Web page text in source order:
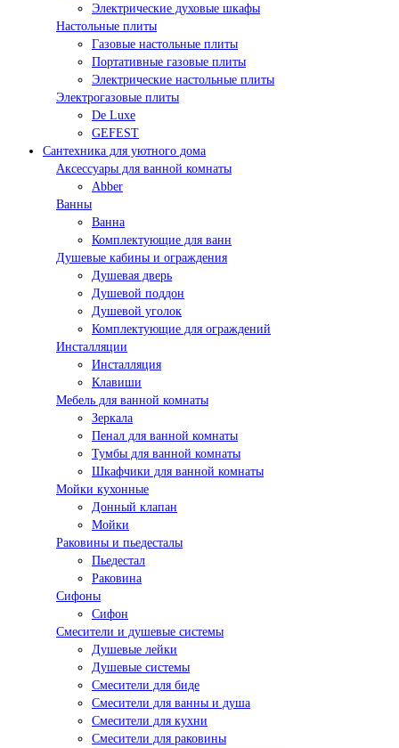
Электрические духовые шкафы
Настольные плиты
Газовые настольные плиты
Портативные газовые плиты
Электрические настольные плиты
Электрогазовые плиты
De Luxe
GEFEST
Сантехника для уютного дома
Аксессуары для ванной комнаты
Abber
Ванны
Ванна
Комплектующие для ванн
Душевые кабины и ограждения
Душевая дверь
Душевой поддон
Душевой уголок
Комплектующие для ограждений
Инсталляции
Инсталляция
Клавиши
Мебель для ванной комнаты
Зеркала
Пенал для ванной комнаты
Тумбы для ванной комнаты
Шкафчики для ванной комнаты
Мойки кухонные
Донный клапан
Мойки
Раковины и пьедесталы
Пьедестал
Раковина
Сифоны
Сифон
Смесители и душевые системы
Душевые лейки
Душевые системы
Смесители для биде
Смесители для ванны и душа
Смесители для кухни
Смесители для раковины